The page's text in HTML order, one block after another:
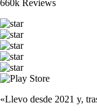
660k Reviews
«Llevo desde 2021 y,